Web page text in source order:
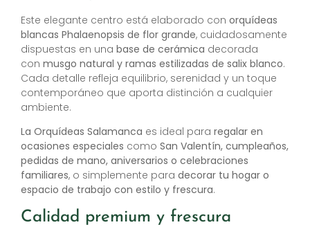
Este elegante centro está elaborado con orquídeas
blancas Phalaenopsis de flor grande, cuidadosamente
dispuestas en una base de cerámica decorada
con musgo natural y ramas estilizadas de salix blanco.
Cada detalle refleja equilibrio, serenidad y un toque
contemporáneo que aporta distinción a cualquier
ambiente.
La Orquídeas Salamanca es ideal para regalar en
ocasiones especiales como San Valentín, cumpleaños,
pedidas de mano, aniversarios o celebraciones
familiares, o simplemente para decorar tu hogar o
espacio de trabajo con estilo y frescura.
Calidad premium y frescura